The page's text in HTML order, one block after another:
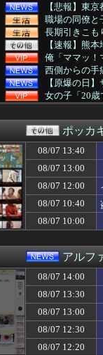
【悲報】東
職場の同僚と
長期引きこも
【速報】熊
俺「ママッ！
西側からの手
【原爆の日
女の子「20歳
久保史緒里ち
中国「日本は
10年後には多
【悲報】最近
体を壊して働
今まで彼女を
まとめ見てた
ペットロスワ
彼氏の家で不
イチローさん
【画像】グラ
中国政府「原
【速報】パさ
【悲報】アメ
【画像】
【画像】JC
ナンパされや
【ニュース】
ポッカ
08/07 13:40
08/07 13:00
08/07 12:00
08/07 10:40
08/07 10:00
アルフ
08/07 14:00
08/07 13:30
08/07 13:00
08/07 12:30
08/07 12:20